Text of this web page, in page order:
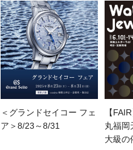
＜グランドセイコー フェ
ア＞8/23～8/31
【
丸福岡
大級の